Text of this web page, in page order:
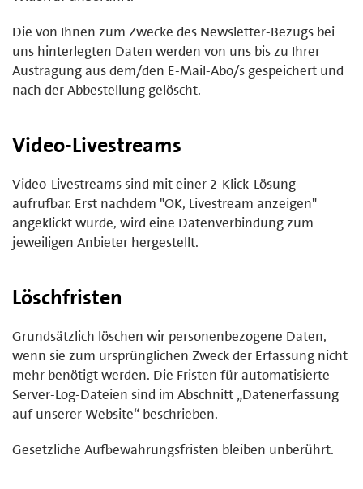
Die von Ihnen zum Zwecke des Newsletter-Bezugs bei
uns hinterlegten Daten werden von uns bis zu Ihrer
Austragung aus dem/den E-Mail-Abo/s gespeichert und
nach der Abbestellung gelöscht.
Video-Livestreams
Video-Livestreams sind mit einer 2-Klick-Lösung
aufrufbar. Erst nachdem "OK, Livestream anzeigen"
angeklickt wurde, wird eine Datenverbindung zum
jeweiligen Anbieter hergestellt.
Löschfristen
Grundsätzlich löschen wir personenbezogene Daten,
wenn sie zum ursprünglichen Zweck der Erfassung nicht
mehr benötigt werden. Die Fristen für automatisierte
Server-Log-Dateien sind im Abschnitt „Datenerfassung
auf unserer Website“ beschrieben.
Gesetzliche Aufbewahrungsfristen bleiben unberührt.